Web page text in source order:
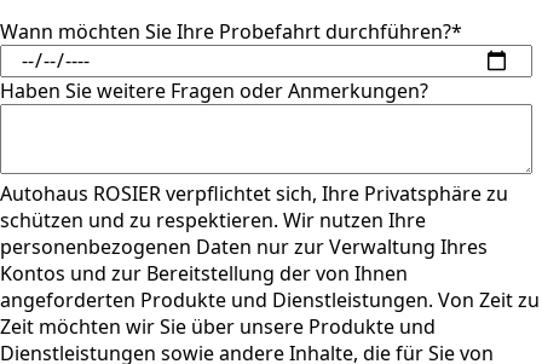
Wann möchten Sie Ihre Probefahrt durchführen?*
Haben Sie weitere Fragen oder Anmerkungen?
Autohaus ROSIER verpflichtet sich, Ihre Privatsphäre zu
schützen und zu respektieren. Wir nutzen Ihre
personenbezogenen Daten nur zur Verwaltung Ihres
Kontos und zur Bereitstellung der von Ihnen
angeforderten Produkte und Dienstleistungen. Von Zeit zu
Zeit möchten wir Sie über unsere Produkte und
Dienstleistungen sowie andere Inhalte, die für Sie von